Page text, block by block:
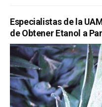
Especialistas de la
de Obtener Etanol a